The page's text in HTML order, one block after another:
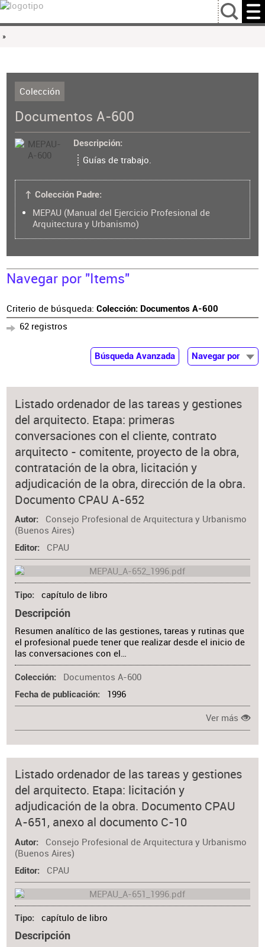
…
»
Colección
Documentos A-600
Descripción
Guías de trabajo.
↑ Colección Padre:
MEPAU (Manual del Ejercicio Profesional de
Arquitectura y Urbanismo)
Navegar por "Items"
Criterio de búsqueda: Colección: Documentos A-600
62 registros
Búsqueda Avanzada
Navegar por
Colaborador
Listado ordenador de las tareas y gestiones
del arquitecto. Etapa: primeras
conversaciones con el cliente, contrato
arquitecto - comitente, proyecto de la obra,
contratación de la obra, licitación y
adjudicación de la obra, dirección de la obra.
Documento CPAU A-652
Autor
Consejo Profesional de Arquitectura y Urbanismo
(Buenos Aires)
Editor CPAU
Tipo capítulo de libro
Descripción
Resumen analítico de las gestiones, tareas y rutinas que
el profesional puede tener que realizar desde el inicio de
las conversaciones con el…
Colección Documentos A-600
Fecha de publicación 1996
Ver más
Listado ordenador de las tareas y gestiones
del arquitecto. Etapa: licitación y
adjudicación de la obra. Documento CPAU
A-651, anexo al documento C-10
Autor
Consejo Profesional de Arquitectura y Urbanismo
(Buenos Aires)
Editor CPAU
Tipo capítulo de libro
Descripción